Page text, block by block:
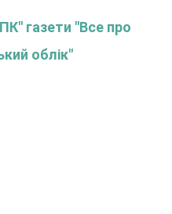
газети "Все про
облік"